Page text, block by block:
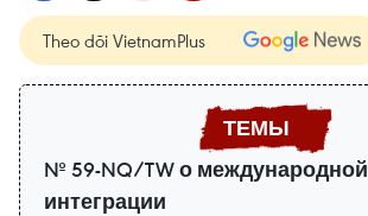
Theo dõi VietnamPlus
№ 59-NQ/TW о международной
интеграции